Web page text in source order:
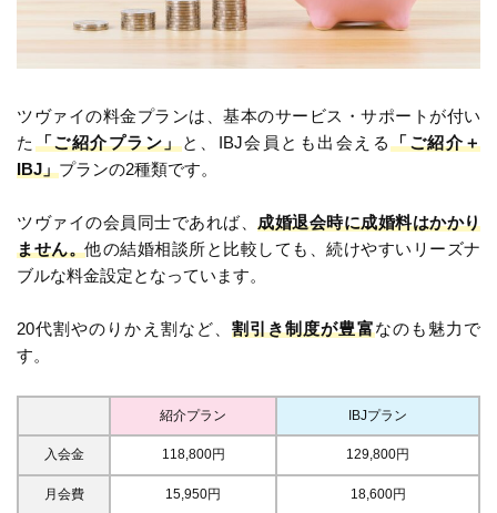
ツヴァイの料金プランは、基本のサービス・サポートが付い
た 「ご紹介プラン」と、IBJ会員とも出会える「ご紹介＋
IBJ」プランの2種類です。
ツヴァイの会員同士であれば、 成婚退会時に成婚料はかかり
ません。他の結婚相談所と比較しても、続けやすいリーズナ
ブルな料金設定となっています。
20代割やのりかえ割など、 割引き制度が豊富なのも魅力で
す。
紹介プラン IBJプラン
入会金 118,800円 129,800円
月会費 15,950円 18,600円